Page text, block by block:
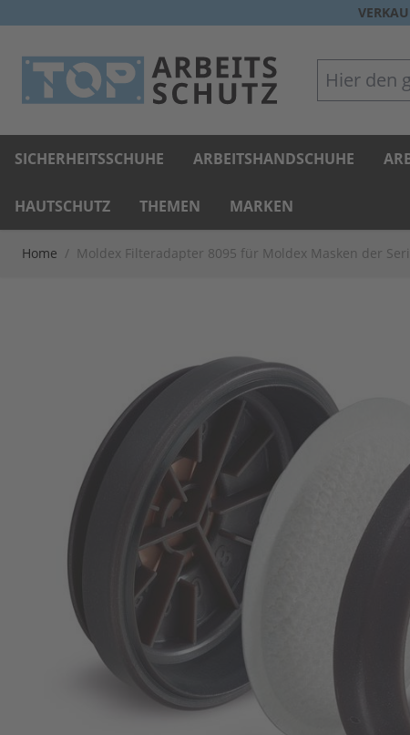
Hier den
SICHERHEITSSCHUHE ARBEITSHANDSCHUHE
HAUTSCHUTZ THEMEN MARKEN
Home / Moldex Filteradapter 8095 für Moldex Masken der